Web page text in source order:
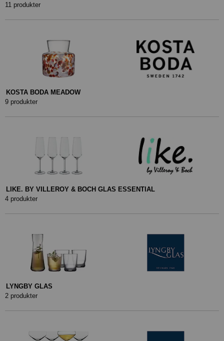
11 produkter
KOSTA BODA MEADOW
9 produkter
LIKE. BY VILLEROY & BOCH GLAS ESSENTIAL
4 produkter
LYNGBY GLAS
2 produkter